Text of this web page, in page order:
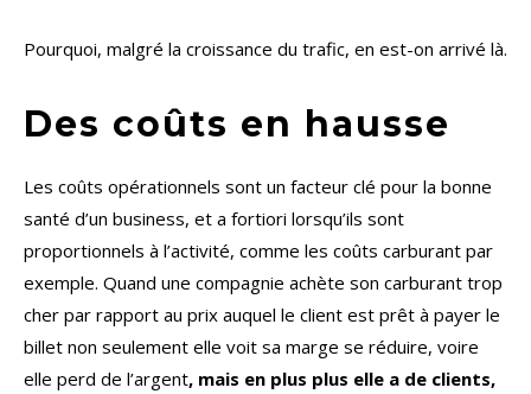
Pourquoi, malgré la croissance du trafic, en est-on arrivé là.
Des coûts en hausse
Les coûts opérationnels sont un facteur clé pour la bonne
santé d’un business, et a fortiori lorsqu’ils sont
proportionnels à l’activité, comme les coûts carburant par
exemple. Quand une compagnie achète son carburant trop
cher par rapport au prix auquel le client est prêt à payer le
billet non seulement elle voit sa marge se réduire, voire
elle perd de l’argent, mais en plus plus elle a de clients,